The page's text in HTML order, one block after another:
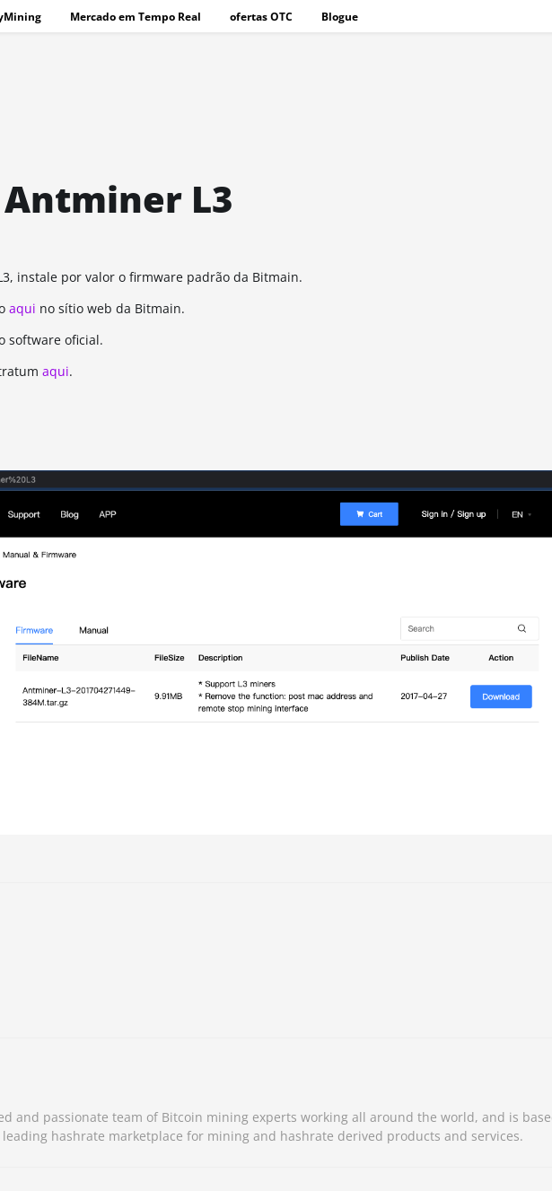
Mercado em Tempo Real ofertas OTC Blogue
L3
instale por valor o firmware padrão da Bitmain.
aqui no sítio web da Bitmain.
software oficial.
aqui.
and passionate team of Bitcoin mining experts working all around the world, and is
hashrate marketplace for mining and hashrate derived products and services.